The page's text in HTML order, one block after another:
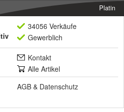
Platin
34056 Verkäufe
Gewerblich
Kontakt
Alle Artikel
AGB & Datenschutz